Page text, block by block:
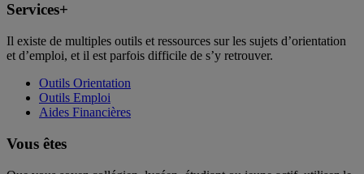
Services+
Il existe de multiples outils et ressources sur les sujets d’orientation
et d’emploi, et il est parfois difficile de s’y retrouver.
Outils Orientation
Outils Emploi
Aides Financières
Vous êtes